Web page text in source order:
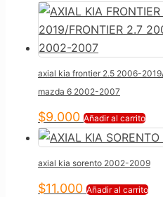
axial kia frontier 2.5 2006-
mazda 6 2002-2007
$9.000 Añadir al carrito
axial kia sorento 2002-2009
$11.000 Añadir al carrito